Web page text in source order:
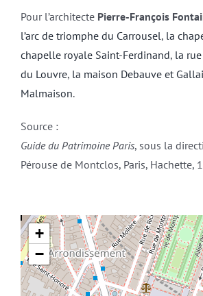
Pour l’architecte Pierre-François
l’arc de triomphe du Carrousel, la
chapelle royale Saint-Ferdinand, la
du Louvre, la maison Debauve et
Malmaison.
Source :
Guide du Patrimoine Paris, sous la
Pérouse de Montclos, Paris, Hachette,
+
−